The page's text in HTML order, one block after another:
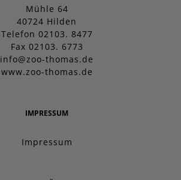
Mühle 64
40724 Hilden
Telefon 02103. 8477
Fax 02103. 6773
info@zoo-thomas.de
www.zoo-thomas.de
IMPRESSUM
Impressum